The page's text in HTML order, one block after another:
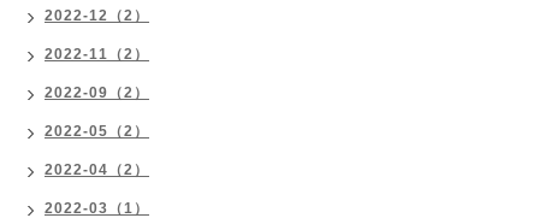
2022-12（2）
2022-11（2）
2022-09（2）
2022-05（2）
2022-04（2）
2022-03（1）